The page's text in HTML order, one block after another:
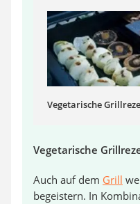
Vegetarische
Vegetarische
Auch auf dem Grill
begeistern. In